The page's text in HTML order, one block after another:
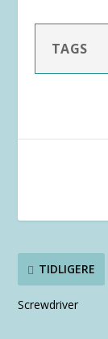
TAGS
TIDLIGERE
Screwdriver